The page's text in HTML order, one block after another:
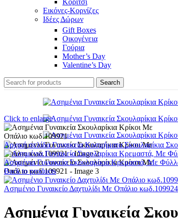
Κορίτσι
Εικόνες-Κορνίζες
Ιδέες Δώρων
Gift Boxes
Οικογένεια
Γούρια
Mother’s Day
Valentine’s Day
Search
Click to enlarge
Αρχική σελίδαΓυναικεία ΚοσμήματαΣκουλαρίκια
Ασημένια Γυναικεία Σκουλαρίκια Κρεμαστά, Με
Back to products
Ασημένιο Γυναικείο Δαχτυλίδι Με Οπάλιο κωδ.109924
Ασημένια Γυναικεία